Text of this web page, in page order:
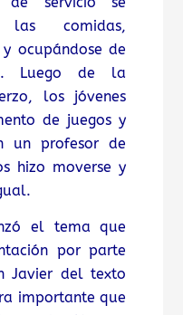
las comidas,
ocupándose de
Luego de la
los jóvenes
de juegos y
un profesor de
hizo moverse y
el tema que
por parte
Javier del texto
importante que